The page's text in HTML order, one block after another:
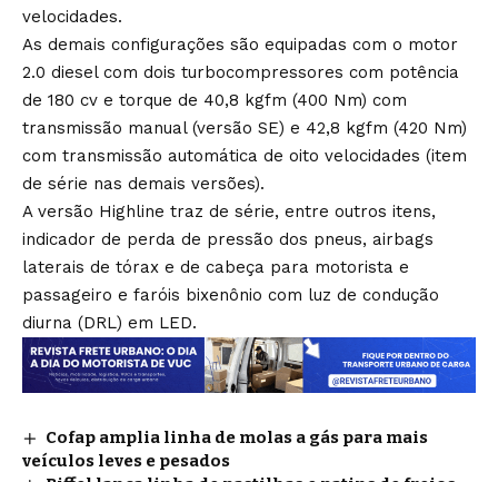
velocidades.
As demais configurações são equipadas com o motor
2.0 diesel com dois turbocompressores com potência
de 180 cv e torque de 40,8 kgfm (400 Nm) com
transmissão manual (versão SE) e 42,8 kgfm (420 Nm)
com transmissão automática de oito velocidades (item
de série nas demais versões).
A versão Highline traz de série, entre outros itens,
indicador de perda de pressão dos pneus, airbags
laterais de tórax e de cabeça para motorista e
passageiro e faróis bixenônio com luz de condução
diurna (DRL) em LED.
Cofap amplia linha de molas a gás para mais
veículos leves e pesados